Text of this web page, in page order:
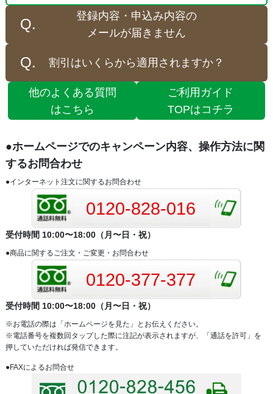
登録内容・申込み内容の
メールが届きません
割引はいくらから適用されますか？
他のよくある質問
はこちら
ご利用ガイド
TOPはコチラ
●ホームページでのキャンペーン内容、操作方法に関
するお問合わせ
●インターネット注文に関するお問合わせ
0120-828-016
受付時間 10:00〜18:00（月〜日・祝）
●商品に関するご注文・ご変更・お問合わせ
0120-377-377
受付時間 10:00〜18:00（月〜日・祝）
※お電話の際は「ホームページを見た」とお伝えください。
※電話番号を複数回タップした際に注記が表示されますが、「通話を許可」を
押していただければ発信できます。
●FAXによるお問合せ